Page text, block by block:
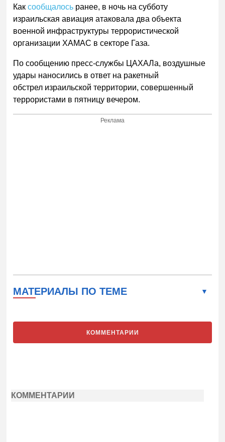
Каксообщалось ранее, в ночь на субботу
израильская авиация атаковала два объекта
военной инфраструктуры террористической
организации ХАМАС в секторе Газа.
По сообщению пресс-службы ЦАХАЛа, воздушные
удары наносились в ответ на ракетный
обстрел израильской территории, совершенный
террористами в пятницу вечером.
Реклама
МАТЕРИАЛЫ ПО ТЕМЕ
КОММЕНТАРИИ
КОММЕНТАРИИ